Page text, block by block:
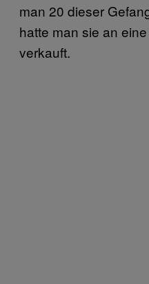
man 20 dieser
hatte man sie an
verkauft.